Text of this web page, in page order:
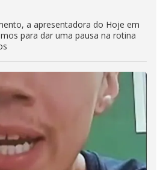
a apresentadora do Hoje em
para dar uma pausa na rotina